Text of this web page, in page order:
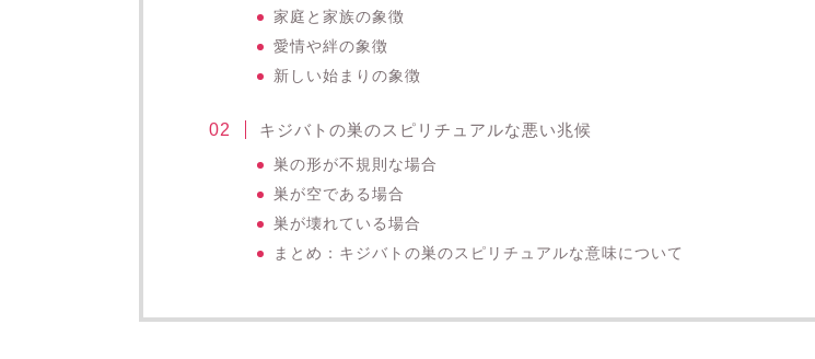
家庭と家族の象徴
愛情や絆の象徴
新しい始まりの象徴
キジバトの巣のスピリチュアルな悪い兆候
巣の形が不規則な場合
巣が空である場合
巣が壊れている場合
まとめ：キジバトの巣のスピリチュアルな意味について